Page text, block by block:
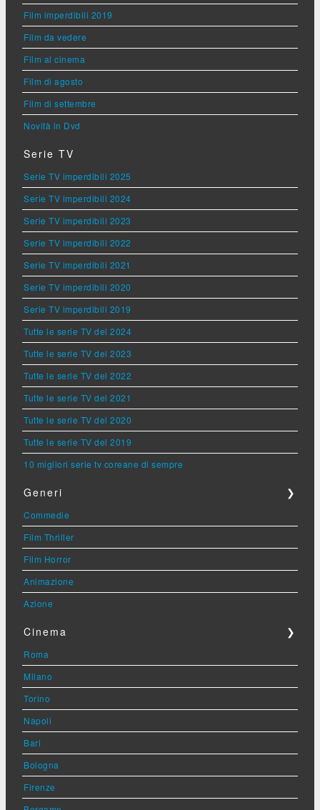
Film imperdibili 2019
Film da vedere
Film al cinema
Film di agosto
Film di settembre
Novità in Dvd
Serie TV
Serie TV imperdibili 2025
Serie TV imperdibili 2024
Serie TV imperdibili 2023
Serie TV imperdibili 2022
Serie TV imperdibili 2021
Serie TV imperdibili 2020
Serie TV imperdibili 2019
Tutte le serie TV del 2024
Tutte le serie TV del 2023
Tutte le serie TV del 2022
Tutte le serie TV del 2021
Tutte le serie TV del 2020
Tutte le serie TV del 2019
10 migliori serie tv coreane di sempre
Generi ❯
Commedie
Film Thriller
Film Horror
Animazione
Azione
Cinema ❯
Roma
Milano
Torino
Napoli
Bari
Bologna
Firenze